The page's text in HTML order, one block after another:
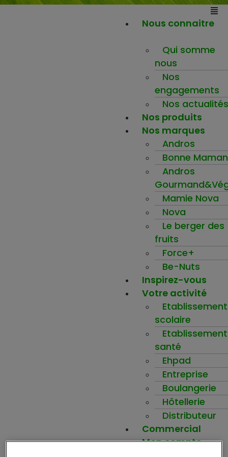
Nous connaitre
Qui somme
nous
Nos
engagements
Nos actualités
Nos produits
Nos marques
Andros
Bonne Maman
Andros
Mamie Nova
Nova
Le berger des
fruits
Force+
Be-Nuts
Inspirez-vous
Votre activité
Etablissement
scolaire
santé
Ehpad
Entreprise
Boulangerie
Hôtellerie
Distributeur
Commercial
Mon compte